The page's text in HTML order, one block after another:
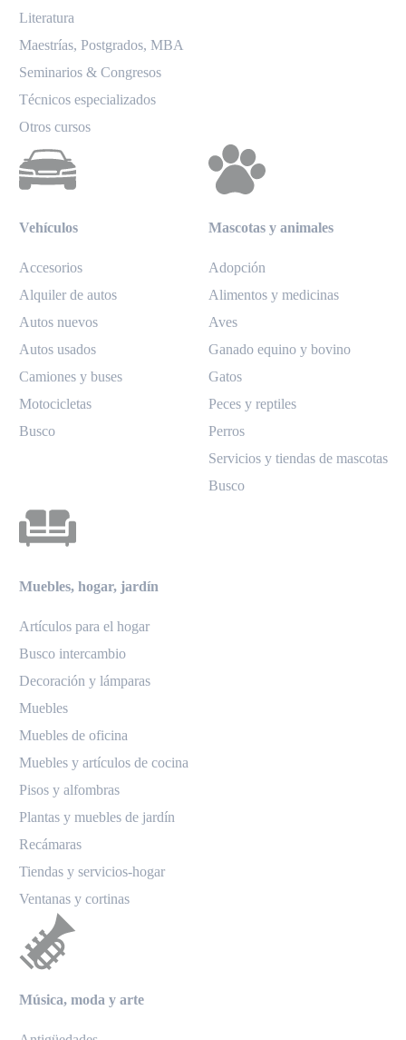
Literatura
Maestrías, Postgrados, MBA
Seminarios & Congresos
Técnicos especializados
Otros cursos
Vehículos
Accesorios
Alquiler de autos
Autos nuevos
Autos usados
Camiones y buses
Motocicletas
Busco
Mascotas y animales
Adopción
Alimentos y medicinas
Aves
Ganado equino y bovino
Gatos
Peces y reptiles
Perros
Servicios y tiendas de mascotas
Busco
Muebles, hogar, jardín
Artículos para el hogar
Busco intercambio
Decoración y lámparas
Muebles
Muebles de oficina
Muebles y artículos de cocina
Pisos y alfombras
Plantas y muebles de jardín
Recámaras
Tiendas y servicios-hogar
Ventanas y cortinas
Música, moda y arte